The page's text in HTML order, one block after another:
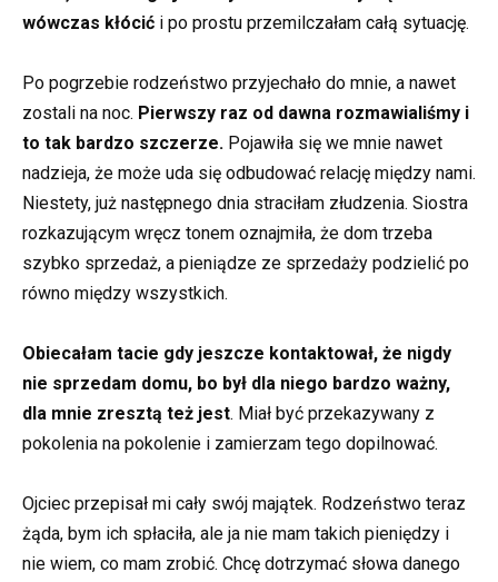
wówczas kłócić i po prostu przemilczałam całą sytuację.
Po pogrzebie rodzeństwo przyjechało do mnie, a nawet
zostali na noc. Pierwszy raz od dawna rozmawialiśmy i
to tak bardzo szczerze. Pojawiła się we mnie nawet
nadzieja, że może uda się odbudować relację między nami.
Niestety, już następnego dnia straciłam złudzenia. Siostra
rozkazującym wręcz tonem oznajmiła, że dom trzeba
szybko sprzedaż, a pieniądze ze sprzedaży podzielić po
równo między wszystkich.
Obiecałam tacie gdy jeszcze kontaktował, że nigdy
nie sprzedam domu, bo był dla niego bardzo ważny,
dla mnie zresztą też jest. Miał być przekazywany z
pokolenia na pokolenie i zamierzam tego dopilnować.
Ojciec przepisał mi cały swój majątek. Rodzeństwo teraz
żąda, bym ich spłaciła, ale ja nie mam takich pieniędzy i
nie wiem, co mam zrobić. Chcę dotrzymać słowa danego